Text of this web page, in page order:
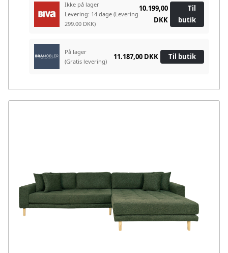
Ikke på lager
Levering: 14 dage (Levering
299.00 DKK)
10.199,00
DKK
Til
butik
På lager
(Gratis levering)
11.187,00 DKK Til butik